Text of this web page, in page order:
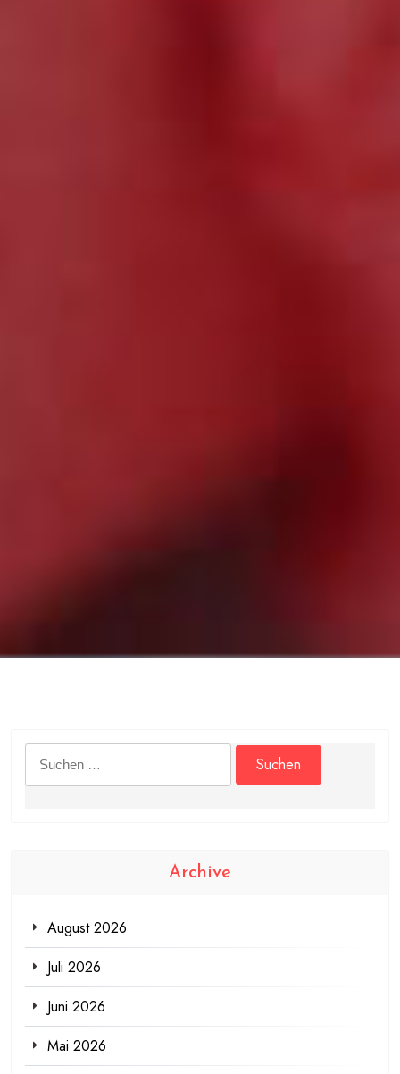
Suchen
nach:
Archive
August 2026
Juli 2026
Juni 2026
Mai 2026